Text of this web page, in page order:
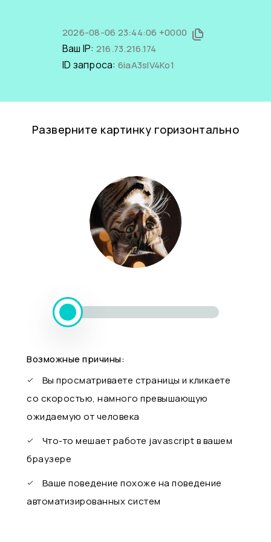
2026-08-06 23:44:06 +0000
Ваш IP: 216.73.216.174
ID запроса: 6iaA3slV4Ko1
Разверните картинку горизонтально
Возможные причины:
Вы просматриваете страницы и кликаете
со скоростью, намного превышающую
ожидаемую от человека
Что-то мешает работе javascript в вашем
браузере
Ваше поведение похоже на поведение
автоматизированных систем